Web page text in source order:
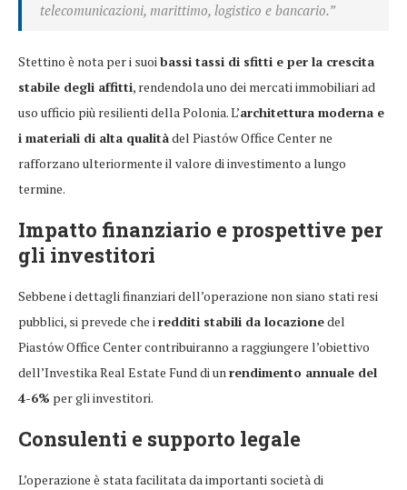
telecomunicazioni, marittimo, logistico e bancario.”
Stettino è nota per i suoibassi tassi di sfitti e per la crescita
stabile degli affitti, rendendola uno dei mercati immobiliari ad
uso ufficio più resilienti della Polonia. L’architettura moderna e
i materiali di alta qualitàdel Piastów Office Center ne
rafforzano ulteriormente il valore di investimento a lungo
termine.
Impatto finanziario e prospettive per
gli investitori
Sebbene i dettagli finanziari dell’operazione non siano stati resi
pubblici, si prevede che iredditi stabili da locazionedel
Piastów Office Center contribuiranno a raggiungere l’obiettivo
dell’Investika Real Estate Fund di unrendimento annuale del
4-6% per gli investitori.
Consulenti e supporto legale
L’operazione è stata facilitata da importanti società di